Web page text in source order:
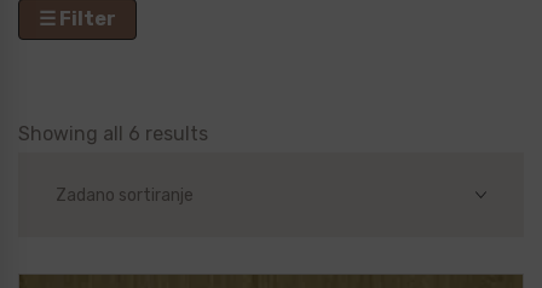
☰ Filter
Showing all 6 results